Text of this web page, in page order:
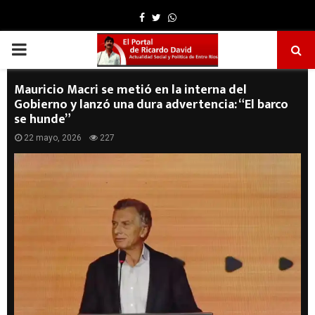
Facebook
TwitterWhatsapp
PRIMARY
MENU
Mauricio Macri se metió en la interna del
Gobierno y lanzó una dura advertencia: “El barco
se hunde”
22 mayo, 2026 227